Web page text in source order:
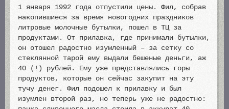
1 января 1992 года отпустили цены. Фил, собрав
накопившиеся за время новогодних праздников
литровые молочные бутылки, пошел в ТЦ за
продуктами. От прилавка, где принимали бутылки,
он отошел радостно изумленный – за сетку со
стеклянной тарой ему выдали бешеные деньги, аж
40 (!) рублей. Ему уже представлялись горы
продуктов, которые он сейчас закупит на эту
тучу денег. Фил подошел к прилавку и был
изумлен второй раз, но теперь уже не радостно: